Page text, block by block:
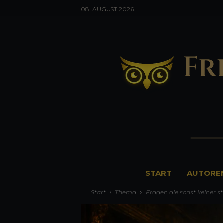
08. AUGUST 2026
START
Start Thema Fragen die sonst keiner